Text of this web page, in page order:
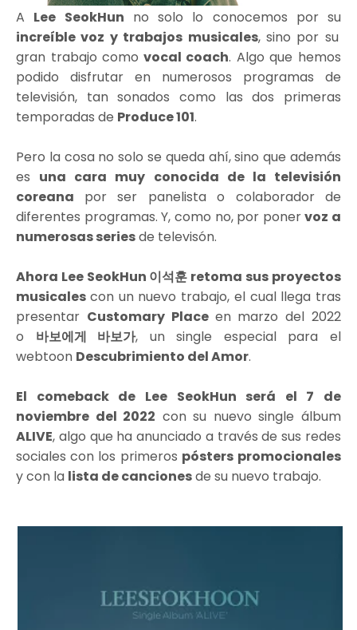
A Lee SeokHun no solo lo conocemos por su
increíble voz y trabajos musicales, sino por su
gran trabajo como vocal coach. Algo que hemos
podido disfrutar en numerosos programas de
televisión, tan sonados como las dos primeras
temporadas de Produce 101.
Pero la cosa no solo se queda ahí, sino que además
es una cara muy conocida de la televisión
coreana por ser panelista o colaborador de
diferentes programas. Y, como no, por ponervoz a
numerosas seriesde televisón.
Ahora Lee SeokHun 이석훈 retoma sus proyectos
musicales con un nuevo trabajo, el cual llega tras
presentar Customary Place en marzo del 2022
o 바보에게 바보가, un single especial para el
webtoon Descubrimiento del Amor.
El comeback de Lee SeokHun será el 7 de
noviembre del 2022 con su nuevo single álbum
ALIVE, algo que ha anunciado a través de sus redes
sociales con los primeros pósters promocionales
y con la lista de cancionesde su nuevo trabajo.